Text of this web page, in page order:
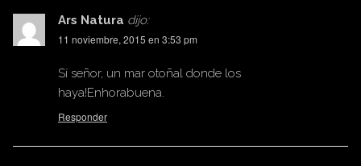
Ars Natura dijo:
11 noviembre, 2015 en 3:53 pm
Sí señor, un mar otoñal donde los
haya!Enhorabuena.
Responder